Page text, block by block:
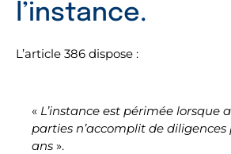
l’instance.
L’article 386 dispose :
« L’instance est périmée lorsque
parties n’accomplit de
ans ».